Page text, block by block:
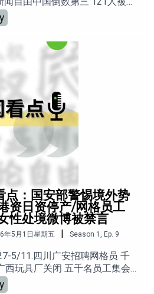
“蝇贪” 首季两万村官落马5.谁让
国叫停Meta收购Manus
点：国安部警惕境外势
资日资停产/网格员工
性处境微博被禁言
年5月1日星期五 | Season 1 Ep. 9
5/11.四川广安招聘网格员 千
西玩具厂关闭 五千名员工集会
得科启动停产 日资供应链持续